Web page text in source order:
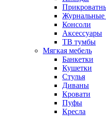
Журнальные
Консоли
Аксессуары
ТВ тумбы
Мягкая мебель
Банкетки
Кушетки
Стулья
Диваны
Кровати
Пуфы
Кресла